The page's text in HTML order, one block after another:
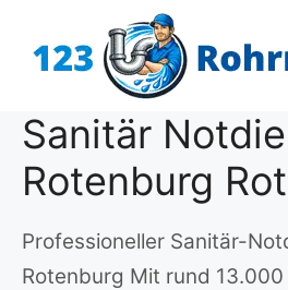
Inhalt
Sanitär
Rotenburg
Professioneller Sanitär-
Rotenburg Mit rund 13.000